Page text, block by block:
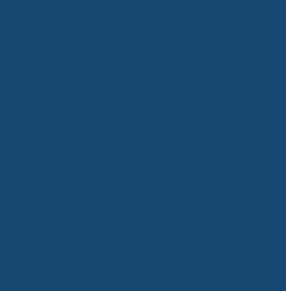
opens in a new window)